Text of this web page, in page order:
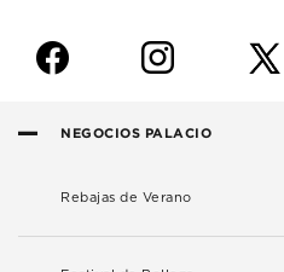
f i
NEGOCIOS PALACIO
Rebajas de Verano